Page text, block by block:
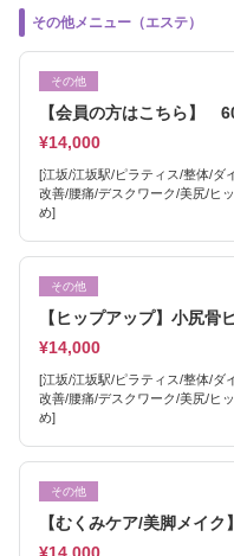
その他メニュー（エステ）
その他
【会員の方はこちら】
¥14,000
[江坂/江坂駅/ピラティス/整体/ダ
改善/腰痛/デスクワーク/美尻/ヒ
め]
その他
【ヒップアップ】小尻骨
¥14,000
[江坂/江坂駅/ピラティス/整体/ダ
改善/腰痛/デスクワーク/美尻/ヒ
め]
その他
【むくみケア/美脚メイ